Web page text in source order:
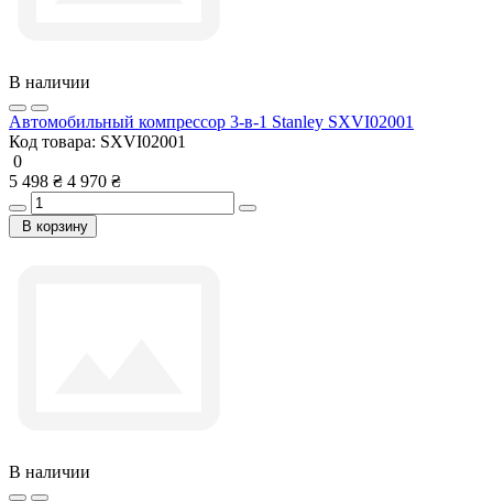
В наличии
Автомобильный компрессор 3-в-1 Stanley SXVI02001
Код товара: SXVI02001
0
5 498 ₴ 4 970 ₴
В корзину
В наличии